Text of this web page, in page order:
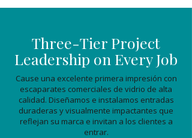
Three-Tier Project
Leadership on Every Job
Cause una excelente primera impresión con
escaparates comerciales de vidrio de alta
calidad. Diseñamos e instalamos entradas
duraderas y visualmente impactantes que
reflejan su marca e invitan a los clientes a
entrar.